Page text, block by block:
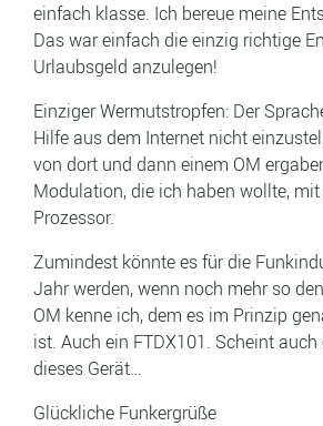
einfach klasse. Ich bereue meine
Das war einfach die einzig richtige
Urlaubsgeld anzulegen!
Einziger Wermutstropfen: Der
Hilfe aus dem Internet nicht
von dort und dann einem OM
Modulation, die ich haben wollte,
Prozessor.
Zumindest könnte es für die
Jahr werden, wenn noch mehr so
OM kenne ich, dem es im Prinzip
ist. Auch ein FTDX101. Scheint
dieses Gerät…
Glückliche Funkergrüße